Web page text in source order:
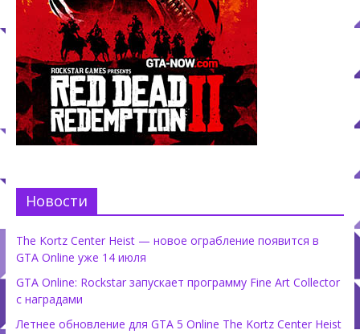
Новости
The Kortz Center Heist — новое ограбление появится в
GTA Online уже 14 июля
GTA Online: Rockstar запускает программу Fine Art Collector
с наградами
Летнее обновление для GTA 5 Online The Kortz Center Heist